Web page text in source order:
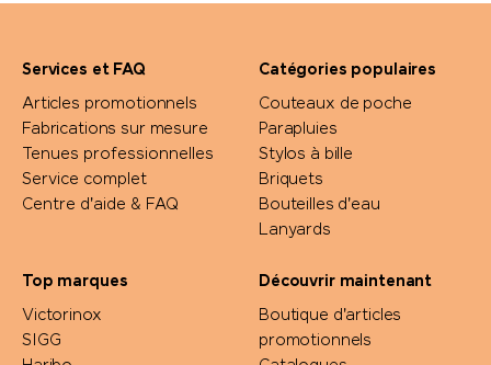
Services et FAQ
Articles promotionnels
Fabrications sur mesure
Tenues professionnelles
Service complet
Centre d'aide & FAQ
Catégories populaires
Couteaux de poche
Parapluies
Stylos à bille
Briquets
Bouteilles d'eau
Lanyards
Top marques
Victorinox
SIGG
Découvrir maintenant
Boutique d'articles
promotionnels